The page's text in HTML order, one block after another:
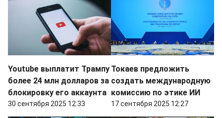
Youtube выплатит Трампу
более 24 млн долларов за
блокировку его аккаунта
30 сентября 2025 12:33
Токаев предложить
создать международную
комиссию по этике ИИ
17 сентября 2025 12:27